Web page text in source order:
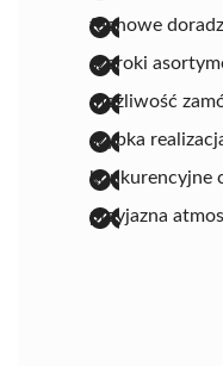
fachowe
szeroki
możliwość
szybka
konkurencyjne
przyjazna